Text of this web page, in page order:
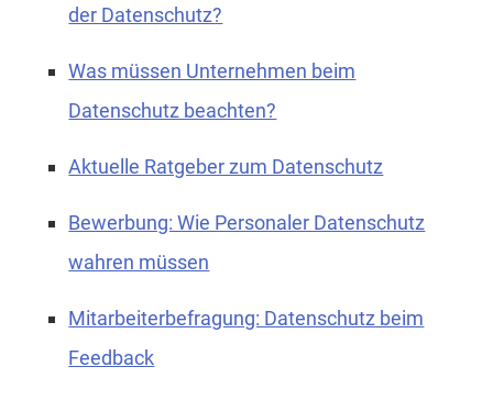
der Datenschutz?
Was müssen Unternehmen beim
Datenschutz beachten?
Aktuelle Ratgeber zum Datenschutz
Bewerbung: Wie Personaler Datenschutz
wahren müssen
Mitarbeiterbefragung: Datenschutz beim
Feedback